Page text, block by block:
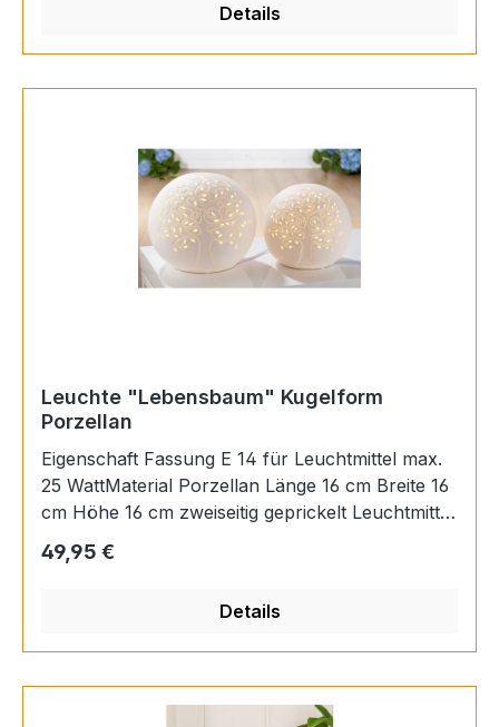
Details
Leuchte "Lebensbaum" Kugelform
Porzellan
Eigenschaft Fassung E 14 für Leuchtmittel max.
25 WattMaterial Porzellan Länge 16 cm Breite 16
cm Höhe 16 cm zweiseitig geprickelt Leuchtmittel
Regulärer Preis:
49,95 €
Details